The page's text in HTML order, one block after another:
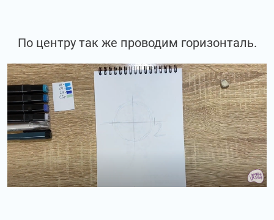
По центру так же проводим горизонталь.